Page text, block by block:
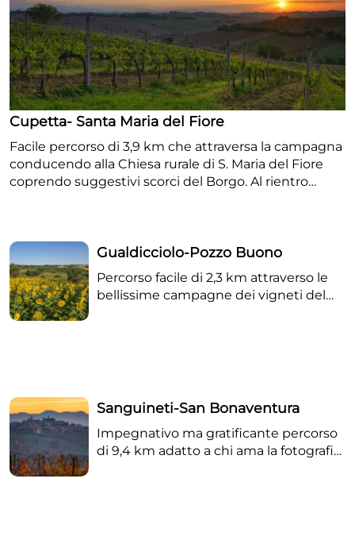
Cupetta- Santa Maria del Fiore
Facile percorso di 3,9 km che attraversa la campagna
conducendo alla Chiesa rurale di S. Maria del Fiore
coprendo suggestivi scorci del Borgo. Al rientro
Gualdicciolo-Pozzo Buono
Percorso facile di 2,3 km attraverso le
bellissime campagne dei vigneti del
Sanguineti-San Bonaventura
Impegnativo ma gratificante percorso
di 9,4 km adatto a chi ama la fotografia